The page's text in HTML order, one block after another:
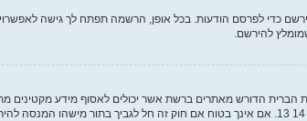
כדי לפרסם הודעות. בכל אופן, הרשמה תפתח לך גישה
להירשם.
מאפוטרופוס חוקי, המאפשר את איסוף פרטי הזיהוי האישיים מקטין מתחת לגיל 14 13. אם